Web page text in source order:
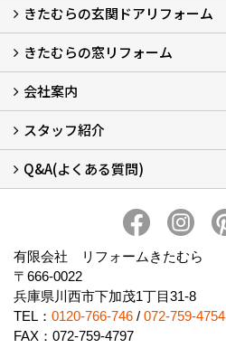
玄関ドアリフォーム
玄関引戸リフォーム
勝手口ドアリフォーム
窓リフォーム
きたむらの玄関ドアリフォーム
玄関ドアリフォームについて
リシェントについて (23)
・玄関ドアバリエーション (52)
・玄関引戸バリエーション (44)
・勝手口ドアバリエーション (11)
安心の自社施工
無料点検
保証について
価格について
概算見積について (2)
きたむらの窓リフォーム
窓リフォームについて (5)
・内窓設置-LIXILインプラス
・内窓設置-AGCまどまど
・窓交換
・エコガラス交換
・防犯・防災ガラス交換
会社案内
会社概要 (2)
ブログ
アクセス
施工エリア
施工までの流れ
SNSインフォメーション
チャット機能
オンライン打合わせ
補助金について (2)
スタッフ紹介
スタッフ紹介
Q&A(よくある質問)
有限会社 リフォームきたむら
〒666-0022
兵庫県川西市下加茂1丁目31-8
TEL： 0120-766-746 / 072-759-4754
FAX：072-759-4797